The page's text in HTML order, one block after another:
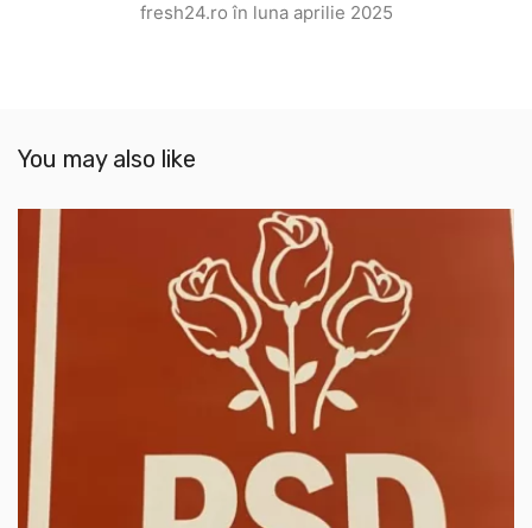
fresh24.ro în luna aprilie 2025
You may also like